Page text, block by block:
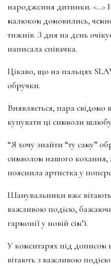
народження дитинки. <…>
малюком домовились,
тижнів. З дня на день
написала співачка.
Цікаво, що на пальцях
обручки.
Виявляється, пара
купувати ці символи
“Я хочу знайти “ту саму”
символом нашого
пояснила артистка у
Шанувальники вже
важливою подією,
гармонії у новій сім’ї.
У коментарях під
вітають з важливою подією: